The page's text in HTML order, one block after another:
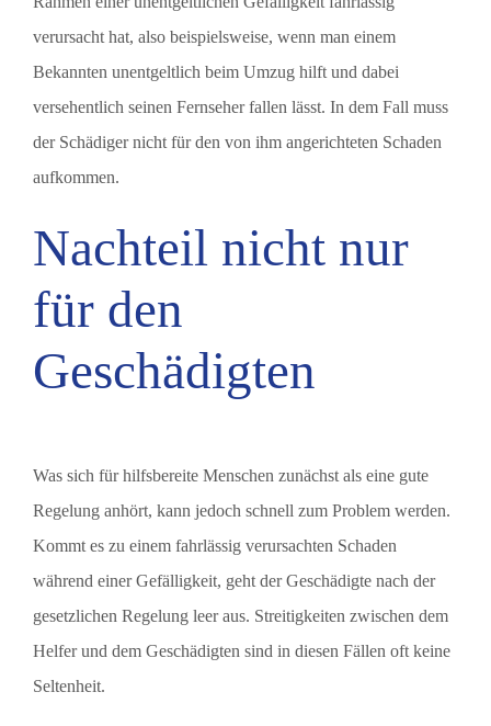
verursacht hat, also beispielsweise, wenn man einem
Bekannten unentgeltlich beim Umzug hilft und dabei
versehentlich seinen Fernseher fallen lässt. In dem Fall muss
der Schädiger nicht für den von ihm angerichteten Schaden
aufkommen.
Nachteil nicht nur
für den
Geschädigten
Was sich für hilfsbereite Menschen zunächst als eine gute
Regelung anhört, kann jedoch schnell zum Problem werden.
Kommt es zu einem fahrlässig verursachten Schaden
während einer Gefälligkeit, geht der Geschädigte nach der
gesetzlichen Regelung leer aus. Streitigkeiten zwischen dem
Helfer und dem Geschädigten sind in diesen Fällen oft keine
Seltenheit.